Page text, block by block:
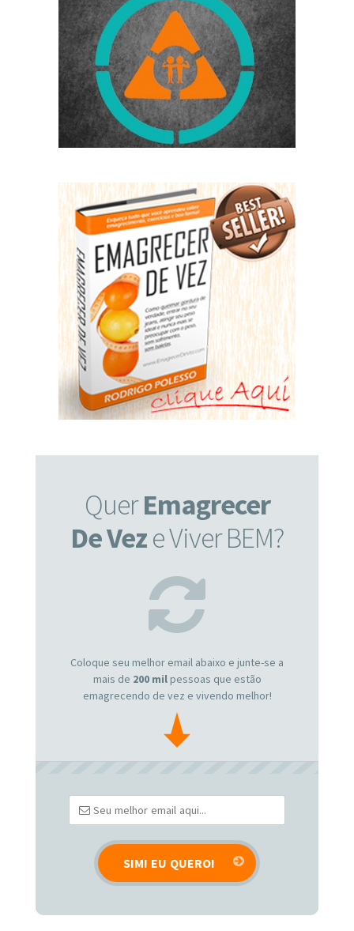
QuerEmagrecer
De Veze Viver BEM?
Coloque seu melhor email abaixo e junte-se a
mais de 200 milpessoas que estão
emagrecendo de vez e vivendo melhor!